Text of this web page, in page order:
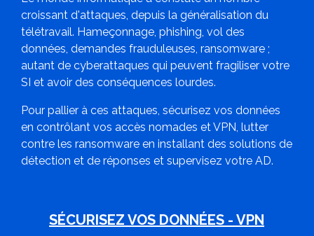
croissant d'attaques, depuis la généralisation du
télétravail. Hameçonnage, phishing, vol des
données, demandes frauduleuses, ransomware ;
autant de cyberattaques qui peuvent fragiliser votre
SI et avoir des conséquences lourdes.
Pour pallier à ces attaques, sécurisez vos données
en contrôlant vos accès nomades et VPN, lutter
contre les ransomware en installant des solutions de
détection et de réponses et supervisez votre AD.
SÉCURISEZ VOS DONNÉES - VPN